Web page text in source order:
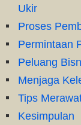
Ukir
Proses
Permintaan
Peluang
Menjaga
Tips
Kesimpulan